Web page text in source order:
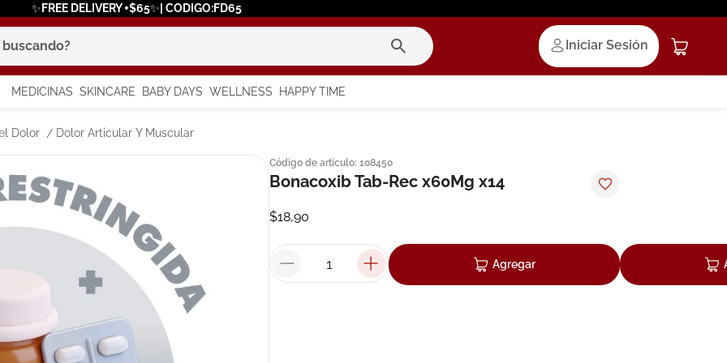
✨FREE DELIVERY +$65✨| CODIGO:FD65
Iniciar Sesión
MEDICINAS SKINCARE BABY DAYS WELLNESS HAPPY TIME
Dolor Dolor Articular Y Muscular
Código de artículo: 108450
Bonacoxib Tab-Rec x60Mg x14
$18,90
Agregar
más buscados